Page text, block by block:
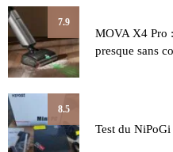
7.9
MOVA X4 Pro
presque sans
8.5
Test du